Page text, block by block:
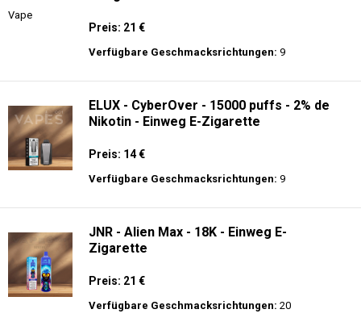
Preis: 21 €
Verfügbare Geschmacksrichtungen: 9
ELUX - CyberOver - 15000 puffs - 2% de
Nikotin - Einweg E-Zigarette
Preis: 14 €
Verfügbare Geschmacksrichtungen: 9
JNR - Alien Max - 18K - Einweg E-
Zigarette
Preis: 21 €
Verfügbare Geschmacksrichtungen: 20